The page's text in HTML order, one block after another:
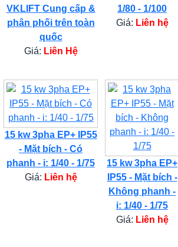
VKLIFT Cung cấp &
phân phối trên toàn
quốc
Giá: Liên Hệ
1/80 - 1/100
Giá: Liên hệ
15 kw 3pha EP+ IP55
- Mặt bích - Có
phanh - i: 1/40 - 1/75
Giá: Liên hệ
15 kw 3pha EP+
IP55 - Mặt bích -
Không phanh -
i: 1/40 - 1/75
Giá: Liên hệ